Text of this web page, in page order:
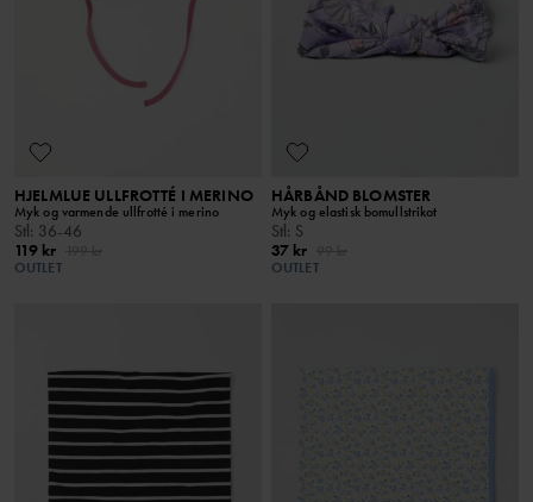
HJELMLUE ULLFROTTÉ I MERINO
Myk og varmende ullfrotté i merino
Stl: 36-46
119 kr
OUTLET
HÅRBÅND BLOMSTER
Myk og elastisk bomullstrikot
Stl: S
37 kr
OUTLET